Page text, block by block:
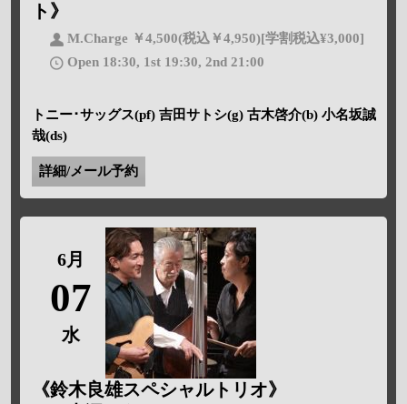
ト》
M.Charge ￥4,500(税込￥4,950)[学割税込¥3,000]
Open 18:30, 1st 19:30, 2nd 21:00
トニー･サッグス(pf) 吉田サトシ(g) 古木啓介(b) 小名坂誠
哉(ds)
詳細/メール予約
6月
07
水
《鈴木良雄スペシャルトリオ》